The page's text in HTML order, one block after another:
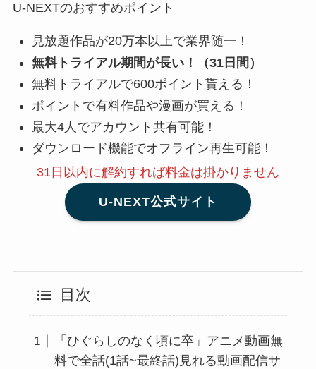
U-NEXTのおすすめポイント
見放題作品が20万本以上で業界随一！
無料トライアル期間が長い！（31日間）
無料トライアルで600ポイント貰える！
ポイントで有料作品や漫画が買える！
最大4人でアカウント共有可能！
ダウンロード機能でオフライン再生可能！
31日以内に解約すれば料金は掛かりません
U-NEXT公式サイト
目次
「ひぐらしのなく頃に卒」アニメ動画無
料で全話(1話~最終話)見れる動画配信サ